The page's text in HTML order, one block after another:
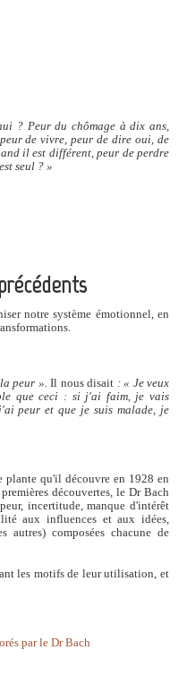
? Peur du chômage à dix ans,
de vivre, peur de dire oui, de
il est différent, peur de perdre
seul ? »
notre système émotionnel, en
peur ».Il nous disait : « Je veux
que ceci : si j'ai faim, je vais
peur et que je suis malade, je
plante qu'il découvre en 1928 en
découvertes, le Dr Bach
incertitude, manque d'intérêt
aux influences et aux idées,
autres) composées chacune de
les motifs de leur utilisation, et
par le Dr Bach